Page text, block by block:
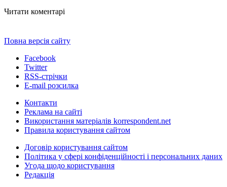
Читати коментарі
Повна версія сайту
Facebook
Twitter
RSS-стрічки
E-mail розсилка
Контакти
Реклама на сайті
Використання матеріалів korrespondent.net
Правила користування сайтом
Договір користування сайтом
Політика у сфері конфіденційності і персональних даних
Угода щодо користування
Редакція